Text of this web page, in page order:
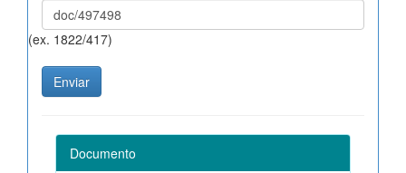
(ex. 1822/417)
Documento